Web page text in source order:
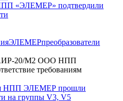
«ЭЛЕМЕР» подтвердили
ЭЛЕМЕРпреобразователи
АИР-20/М2 ООО НПП
требованиям